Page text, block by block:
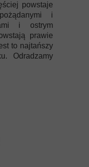
powstaje
i
i ostrym
prawie
to najtańszy
Odradzamy